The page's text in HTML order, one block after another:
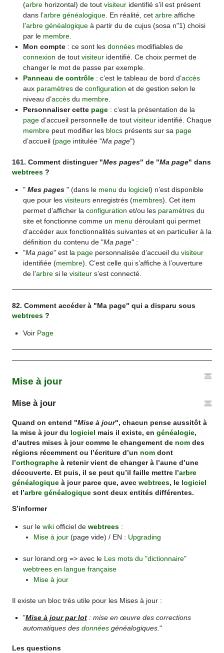
(arbrehorizontal) de tout visiteuridentifié s’il est présent
dans l’arbre généalogique. En réalité, cet arbreaffiche
l’arbre généalogiqueà partir du de cujus (sosa n"1) choisi
par le membre.
Mon compte: ce sont les donnéesmodifiables de
connexion de tout visiteuridentifié. Ce choix permet de
changer le mot de passe par exemple.
Panneau de contrôle: c’est le tableau de bord d’accès
aux paramètresde configuration et de gestion selon le
niveau d’accèsdu membre.
Personnaliser cette page: c’est la présentation de la
paged’accueil personnelle de tout visiteuridentifié. Chaque
membrepeut modifier les blocsprésents sur sa page
d’accueil (pageintitulée "Ma page")
161. Comment distinguer "Mes pages" de "Ma page" dans
webtrees ?
" Mes pages " (dans le menu du logiciel) n’est disponible
que pour les visiteursenregistrés (membres). Cet item
permet d’afficher la configuration et/ou les paramètresdu
site et fonctionne comme un menu déroulant qui permet
d’accéder aux fonctionnalités suivantes et en particulier à la
définition du contenu de "Ma page" :
"Ma page" est la pagepersonnalisée d’accueil du visiteur
identifiée (membre). C’est celle qui s’affiche à l’ouverture
de l’arbresi le visiteurs’est connecté.
82. Comment accéder à "Ma page" qui a disparu sous
webtrees ?
Voir Page
Mise à jour
Mise à jour
Quand on entend "Mise à jour", chacun pense aussitôt à
la mise à jour du logiciel mais il existe, engénéalogie,
d’autres mises à jour comme le changement de nom des
régions récemment ou l’écriture d’un nom dont
l’orthographe à retenir vient de changer à l’aune d’une
découverte. Et puis, il se peut qu’il faille mettre l’arbre
généalogique à jour parce que, avecwebtrees, le logiciel
et l’arbre généalogique sont deux entités différentes.
S’informer
sur le wikiofficiel de webtrees:
Mise à jour (page vide) / EN : Upgrading
sur lorand.org => avec le Les mots du "dictionnaire"
webtrees en langue française
Mise à jour
Il existe un bloc très utile pour les Mises à jour :
"Mise à jour par lot: mise en œuvre des corrections
automatiques des donnéesgénéalogiques."
Les questions